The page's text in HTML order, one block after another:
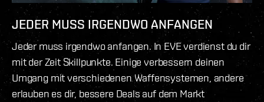
JEDER MUSS IRGENDWO ANFANGEN
Jeder muss irgendwo anfangen. In EVE verdienst du dir
mit der Zeit Skillpunkte. Einige verbessern deinen
Umgang mit verschiedenen Waffensystemen, andere
erlauben es dir, bessere Deals auf dem Markt